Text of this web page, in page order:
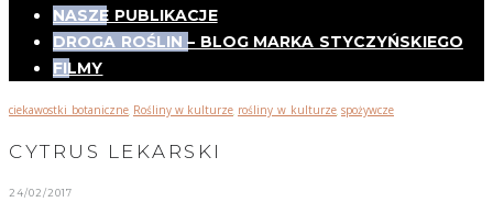
NASZE PUBLIKACJE
DROGA ROŚLIN – BLOG MARKA STYCZYŃSKIEGO
FILMY
ciekawostki_botaniczne Rośliny w kulturze rośliny_w_kulturze spożywcze
CYTRUS LEKARSKI
24/02/2017